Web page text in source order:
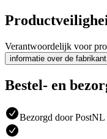
Verantwoordelijk voor
informatie over de fabrikant
Bestel- en
Bezorgd door PostNL